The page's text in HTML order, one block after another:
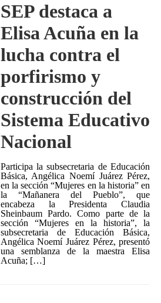
SEP destaca a
Elisa Acuña en la
lucha contra el
porfirismo y
construcción del
Sistema Educativo
Nacional
Participa la subsecretaria de Educación
Básica, Angélica Noemí Juárez Pérez,
en la sección “Mujeres en la historia” en
la “Mañanera del Pueblo”, que
encabeza la Presidenta Claudia
Sheinbaum Pardo. Como parte de la
sección “Mujeres en la historia”, la
subsecretaria de Educación Básica,
Angélica Noemí Juárez Pérez, presentó
una semblanza de la maestra Elisa
Acuña; […]